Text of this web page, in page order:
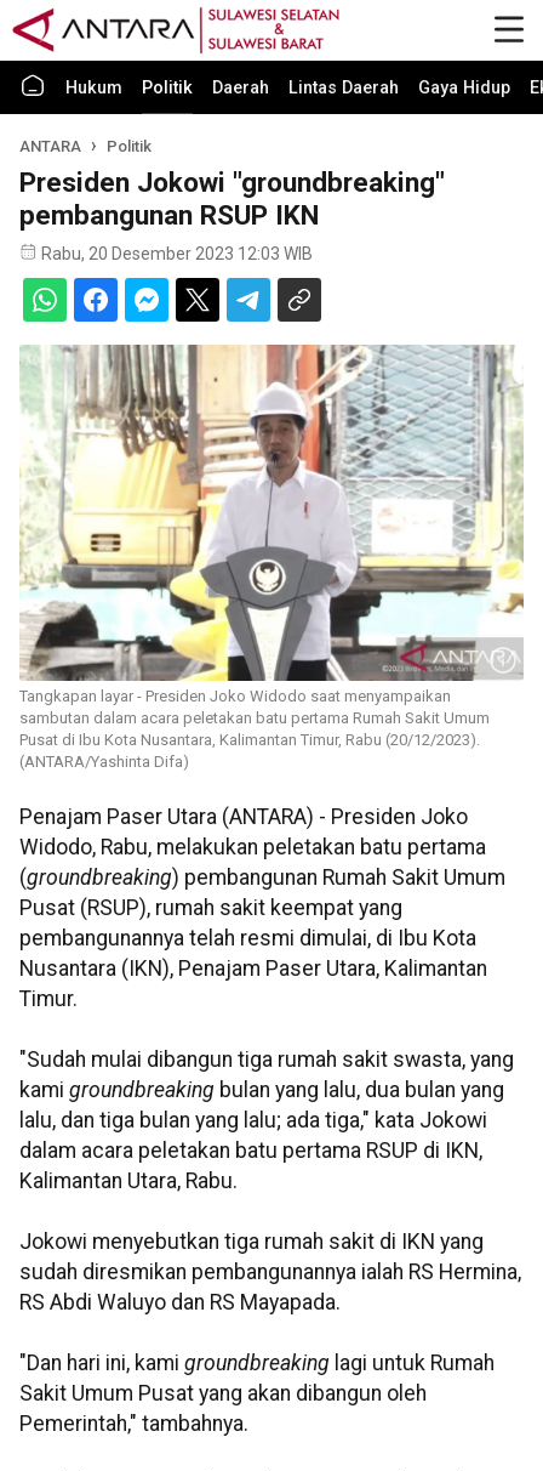
Hukum Politik Daerah Lintas Daerah Gaya Hidup
ANTARA Politik
Presiden Jokowi "groundbreaking"
pembangunan RSUP IKN
Rabu, 20 Desember 2023 12:03 WIB
Tangkapan layar - Presiden Joko Widodo saat menyampaikan
sambutan dalam acara peletakan batu pertama Rumah Sakit Umum
Pusat di Ibu Kota Nusantara, Kalimantan Timur, Rabu (20/12/2023).
(ANTARA/Yashinta Difa)
Penajam Paser Utara (ANTARA) - Presiden Joko
Widodo, Rabu, melakukan peletakan batu pertama
(groundbreaking) pembangunan Rumah Sakit Umum
Pusat (RSUP), rumah sakit keempat yang
pembangunannya telah resmi dimulai, di Ibu Kota
Nusantara (IKN), Penajam Paser Utara, Kalimantan
Timur.
"Sudah mulai dibangun tiga rumah sakit swasta, yang
kami groundbreaking bulan yang lalu, dua bulan yang
lalu, dan tiga bulan yang lalu; ada tiga," kata Jokowi
dalam acara peletakan batu pertama RSUP di IKN,
Kalimantan Utara, Rabu.
Jokowi menyebutkan tiga rumah sakit di IKN yang
sudah diresmikan pembangunannya ialah RS Hermina,
RS Abdi Waluyo dan RS Mayapada.
"Dan hari ini, kami groundbreaking lagi untuk Rumah
Sakit Umum Pusat yang akan dibangun oleh
Pemerintah," tambahnya.